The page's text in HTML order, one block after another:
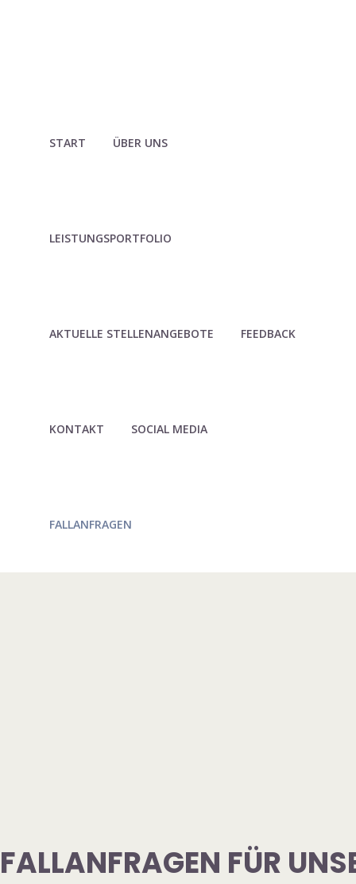
START ÜBER UNS
LEISTUNGSPORTFOLIO
AKTUELLE STELLENANGEBOTE FEEDBACK
KONTAKT SOCIAL MEDIA
FALLANFRAGEN
FALLANFRAGEN FÜR